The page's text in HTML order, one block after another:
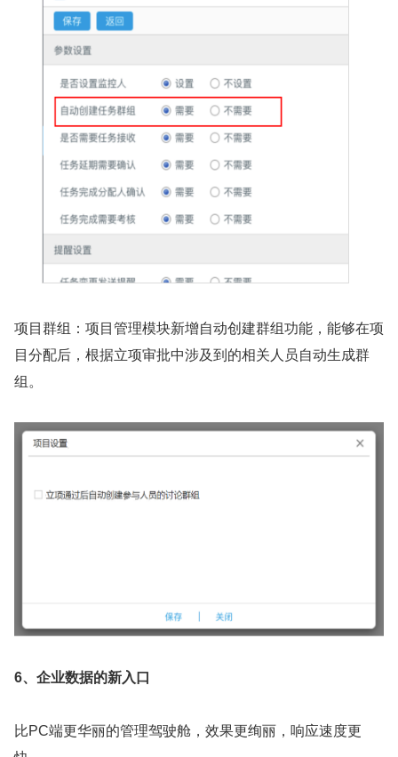
项目群组：项目管理模块新增自动创建群组功能，能够在项
目分配后，根据立项审批中涉及到的相关人员自动生成群
组。
6、企业数据的新入口
比PC端更华丽的管理驾驶舱，效果更绚丽，响应速度更